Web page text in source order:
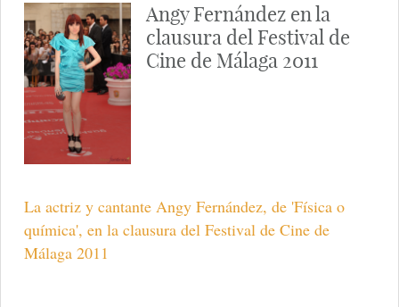
Angy Fernández en la
clausura del Festival de
Cine de Málaga 2011
La actriz y cantante Angy Fernández, de 'Física o
química', en la clausura del Festival de Cine de
Málaga 2011